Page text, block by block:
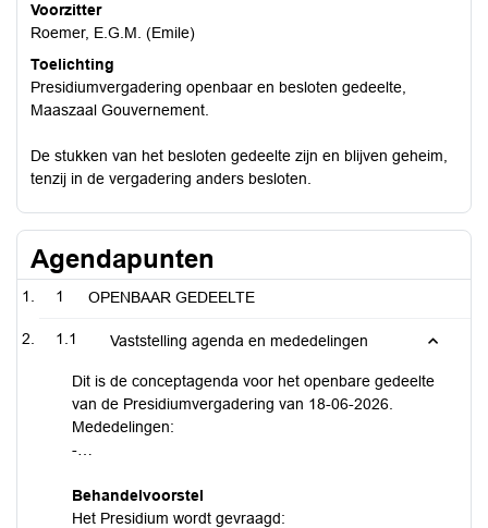
Voorzitter
Roemer, E.G.M. (Emile)
Toelichting
Presidiumvergadering openbaar en besloten gedeelte,
Maaszaal Gouvernement.
De stukken van het besloten gedeelte zijn en blijven geheim,
tenzij in de vergadering anders besloten.
Agendapunten
1 OPENBAAR GEDEELTE
1.1 Vaststelling agenda en mededelingen
Dit is de conceptagenda voor het openbare gedeelte
van de Presidiumvergadering van 18-06-2026.
Mededelingen:
-…
Behandelvoorstel
Het Presidium wordt gevraagd: